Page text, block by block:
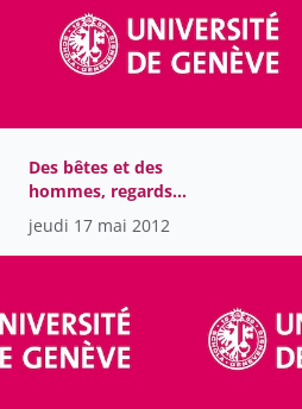
Des bêtes et des
hommes, regards
médiévaux sur la nature
et les animaux
jeudi 17 mai 2012